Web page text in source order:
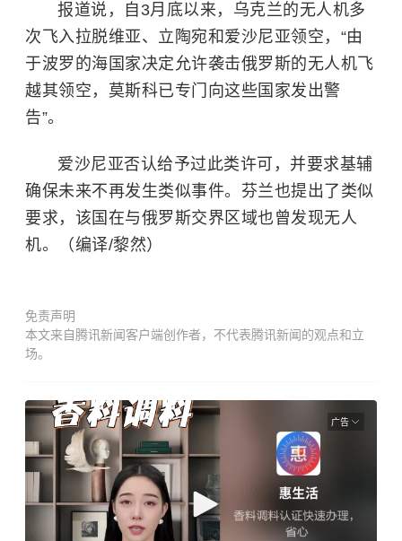
报道说，自3月底以来，乌克兰的无人机多
次飞入拉脱维亚、立陶宛和爱沙尼亚领空，“由
于波罗的海国家决定允许袭击俄罗斯的无人机飞
越其领空，莫斯科已专门向这些国家发出警
告”。
爱沙尼亚否认给予过此类许可，并要求基辅
确保未来不再发生类似事件。芬兰也提出了类似
要求，该国在与俄罗斯交界区域也曾发现无人
机。（编译/黎然）
免责声明
本文来自腾讯新闻客户端创作者，不代表腾讯新闻的观点和立
场。
广告